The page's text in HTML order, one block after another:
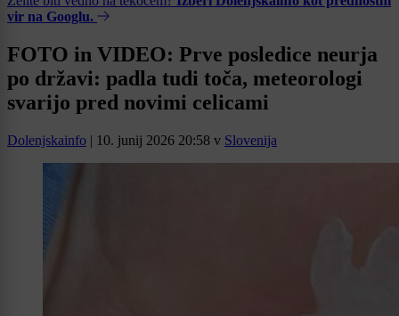
vir na Googlu.
FOTO in VIDEO: Prve posledice neurja
po državi: padla tudi toča, meteorologi
svarijo pred novimi celicami
Dolenjskainfo | 10. junij 2026 20:58 v Slovenija